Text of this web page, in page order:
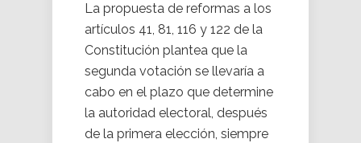
La propuesta de reformas a los
artículos 41, 81, 116 y 122 de la
Constitución plantea que la
segunda votación se llevaría a
cabo en el plazo que determine
la autoridad electoral, después
de la primera elección, siempre